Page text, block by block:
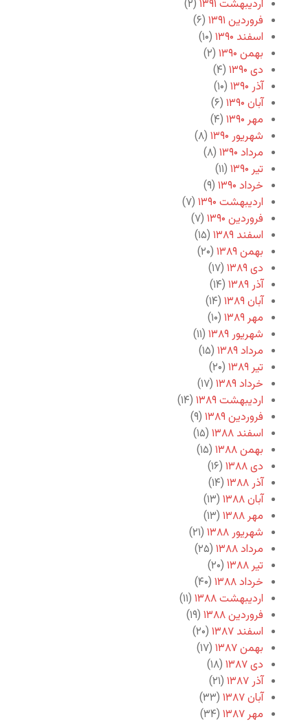
اردیبهشت ۱۳۹۱
(۲)
فروردین ۱۳۹۱
(۶)
اسفند ۱۳۹۰
(۱۰)
بهمن ۱۳۹۰
(۲)
دی ۱۳۹۰
(۴)
آذر ۱۳۹۰
(۱۰)
آبان ۱۳۹۰
(۶)
مهر ۱۳۹۰
(۴)
شهریور ۱۳۹۰
(۸)
مرداد ۱۳۹۰
(۸)
تیر ۱۳۹۰
(۱۱)
خرداد ۱۳۹۰
(۹)
اردیبهشت ۱۳۹۰
(۷)
فروردین ۱۳۹۰
(۷)
اسفند ۱۳۸۹
(۱۵)
بهمن ۱۳۸۹
(۲۰)
دی ۱۳۸۹
(۱۷)
آذر ۱۳۸۹
(۱۴)
آبان ۱۳۸۹
(۱۴)
مهر ۱۳۸۹
(۱۰)
شهریور ۱۳۸۹
(۱۱)
مرداد ۱۳۸۹
(۱۵)
تیر ۱۳۸۹
(۲۰)
خرداد ۱۳۸۹
(۱۷)
اردیبهشت ۱۳۸۹
(۱۴)
فروردین ۱۳۸۹
(۹)
اسفند ۱۳۸۸
(۱۵)
بهمن ۱۳۸۸
(۱۵)
دی ۱۳۸۸
(۱۶)
آذر ۱۳۸۸
(۱۴)
آبان ۱۳۸۸
(۱۳)
مهر ۱۳۸۸
(۱۳)
شهریور ۱۳۸۸
(۲۱)
مرداد ۱۳۸۸
(۲۵)
تیر ۱۳۸۸
(۲۰)
خرداد ۱۳۸۸
(۴۰)
اردیبهشت ۱۳۸۸
(۱۱)
فروردین ۱۳۸۸
(۱۹)
اسفند ۱۳۸۷
(۲۰)
بهمن ۱۳۸۷
(۱۷)
دی ۱۳۸۷
(۱۸)
آذر ۱۳۸۷
(۲۱)
آبان ۱۳۸۷
(۳۳)
مهر ۱۳۸۷
(۳۴)